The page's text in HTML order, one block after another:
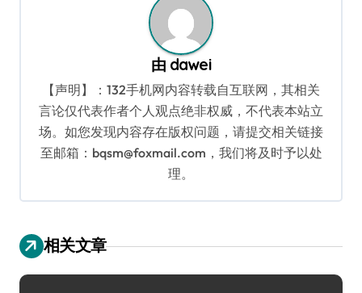
由 dawei
【声明】：132手机网内容转载自互联网，其相关
言论仅代表作者个人观点绝非权威，不代表本站立
场。如您发现内容存在版权问题，请提交相关链接
至邮箱：bqsm@foxmail.com，我们将及时予以处
理。
相关文章